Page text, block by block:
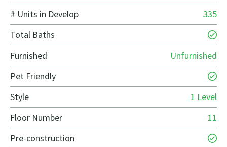
# Units in Develop
335
Total Baths
Furnished
Unfurnished
Pet Friendly
Style
1 Level
Floor Number
11
Pre-construction